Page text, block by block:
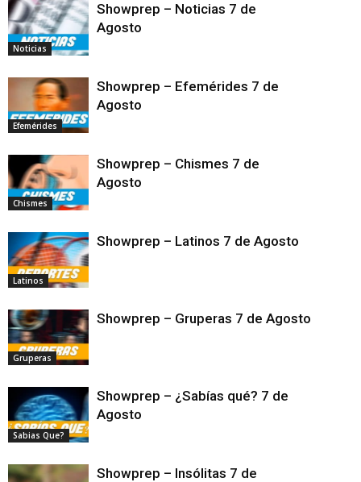
Noticias
Showprep – Noticias 7 de
Agosto
Efemérides
Showprep – Efemérides 7 de
Agosto
Chismes
Showprep – Chismes 7 de
Agosto
Latinos
Showprep – Latinos 7 de Agosto
Gruperas
Showprep – Gruperas 7 de Agosto
Sabias Que?
Showprep – ¿Sabías qué? 7 de
Agosto
Showprep – Insólitas 7 de